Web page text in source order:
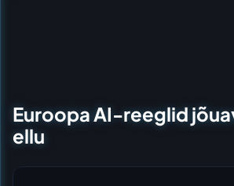
Euroopa AI-reeglid
ellu